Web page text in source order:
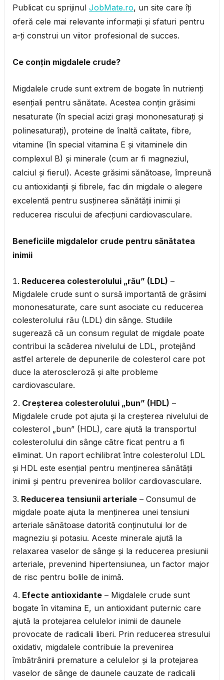
Publicat cu sprijinul JobMate.ro, un site care îți
oferă cele mai relevante informații și sfaturi pentru
a-ți construi un viitor profesional de succes.
Ce conțin migdalele crude?
Migdalele crude sunt extrem de bogate în nutrienți
esențiali pentru sănătate. Acestea conțin grăsimi
nesaturate (în special acizi grași mononesaturați și
polinesaturați), proteine de înaltă calitate, fibre,
vitamine (în special vitamina E și vitaminele din
complexul B) și minerale (cum ar fi magneziul,
calciul și fierul). Aceste grăsimi sănătoase, împreună
cu antioxidanții și fibrele, fac din migdale o alegere
excelentă pentru susținerea sănătății inimii și
reducerea riscului de afecțiuni cardiovasculare.
Beneficiile migdalelor crude pentru sănătatea
inimii
Reducerea colesterolului „rău” (LDL) –
Migdalele crude sunt o sursă importantă de grăsimi
mononesaturate, care sunt asociate cu reducerea
colesterolului rău (LDL) din sânge. Studiile
sugerează că un consum regulat de migdale poate
contribui la scăderea nivelului de LDL, protejând
astfel arterele de depunerile de colesterol care pot
duce la ateroscleroză și alte probleme
cardiovasculare.
Creșterea colesterolului „bun” (HDL) –
Migdalele crude pot ajuta și la creșterea nivelului de
colesterol „bun” (HDL), care ajută la transportul
colesterolului din sânge către ficat pentru a fi
eliminat. Un raport echilibrat între colesterolul LDL
și HDL este esențial pentru menținerea sănătății
inimii și pentru prevenirea bolilor cardiovasculare.
Reducerea tensiunii arteriale– Consumul de
migdale poate ajuta la menținerea unei tensiuni
arteriale sănătoase datorită conținutului lor de
magneziu și potasiu. Aceste minerale ajută la
relaxarea vaselor de sânge și la reducerea presiunii
arteriale, prevenind hipertensiunea, un factor major
de risc pentru bolile de inimă.
Efecte antioxidante– Migdalele crude sunt
bogate în vitamina E, un antioxidant puternic care
ajută la protejarea celulelor inimii de daunele
provocate de radicalii liberi. Prin reducerea stresului
oxidativ, migdalele contribuie la prevenirea
îmbătrânirii premature a celulelor și la protejarea
vaselor de sânge de daunele cauzate de radicalii